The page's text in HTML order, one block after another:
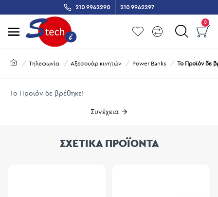
210 9962290 210 9962297
0
Τηλεφωνία Αξεσουάρ κινητών Power Banks Το Προϊόν δε
Το Προϊόν δε βρέθηκε!
Συνέχεια
ΣΧΕΤΙΚΑ ΠΡΟΪΟΝΤΑ